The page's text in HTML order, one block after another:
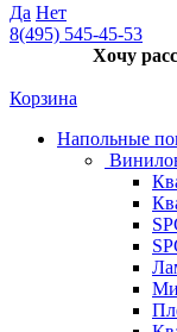
Да Нет
8(495) 545-45-53
Хочу
Корзина
Напольные